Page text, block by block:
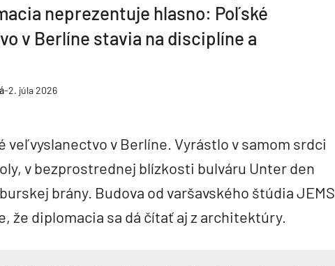
neprezentuje hlasno: Poľské
v Berlíne stavia na disciplíne a
-2. júla 2026
veľvyslanectvo v Berlíne. Vyrástlo v samom srdci
v bezprostrednej blízkosti bulváru Unter den
brány. Budova od varšavského štúdia JEMS
že diplomacia sa dá čítať aj z architektúry.